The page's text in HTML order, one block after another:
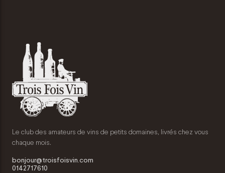
Le club des amateurs de vins de petits domaines, livrés chez vous
chaque mois.
bonjour@troisfoisvin.com
0142717610